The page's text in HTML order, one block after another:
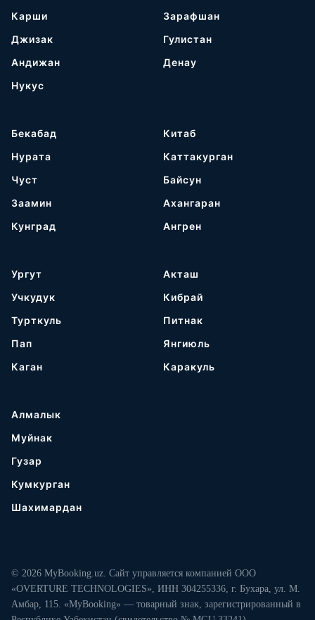
Карши
Джизак
Андижан
Нукус
Зарафшан
Гулистан
Денау
Бекабад
Нурата
Чуст
Заамин
Кунград
Китаб
Каттакурган
Байсун
Ахангаран
Ангрен
Ургут
Учкудук
Турткуль
Пап
Каган
Акташ
Кибрай
Питнак
Янгиюль
Каракуль
Алмалык
Муйнак
Гузар
Кумкурган
Шахимардан
© 2026 MyBooking.uz. Сайт управляется компанией ООО
«OVERTURE TECHNOLOGIES», ИНН 304255336, г. Бухара, ул. М.
Амбар, 115. «MyBooking» — товарный знак, зарегистрированный в